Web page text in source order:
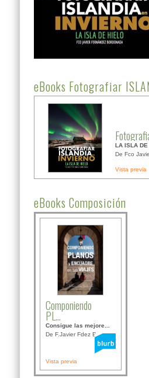
eBooks Fotografiar
LA ISLA DE
De Fco
Vista previa
eBooks Composición
Componiendo
PL...
Consigue las mejore...
De F.Javier Fdez Bor...
Vista previa